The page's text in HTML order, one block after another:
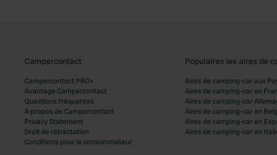
Campercontact
Campercontact PRO+
Avantage Campercontact
Questions fréquentes
À propos de Campercontact
Privacy Statement
Droit de rétractation
Conditions pour le consommateur
Populaires les aires de
Aires de camping-car aux
Aires de camping-car en
Aires de camping-car
Aires de camping-car en
Aires de camping-car en
Aires de camping-car en